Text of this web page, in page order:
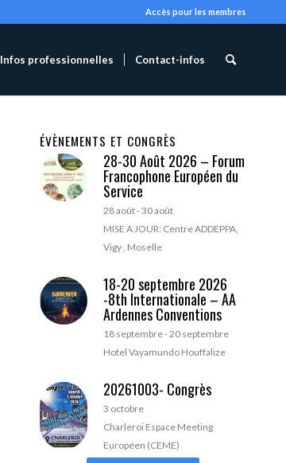
Accès pour les membres
Infos professionnelles Contact-infos
ÉVÈNEMENTS ET CONGRÈS
28-30 Août 2026 – Forum
Francophone Européen du
Service
28 août-30 août
MISE A JOUR: Centre ADDEPPA,
Vigy , Moselle
18-20 septembre 2026
-8th Internationale – AA
Ardennes Conventions
18 septembre-20 septembre
Hotel Vayamundo Houffalize
20261003- Congrès
3 octobre
Charleroi Espace Meeting
Européen (CEME)